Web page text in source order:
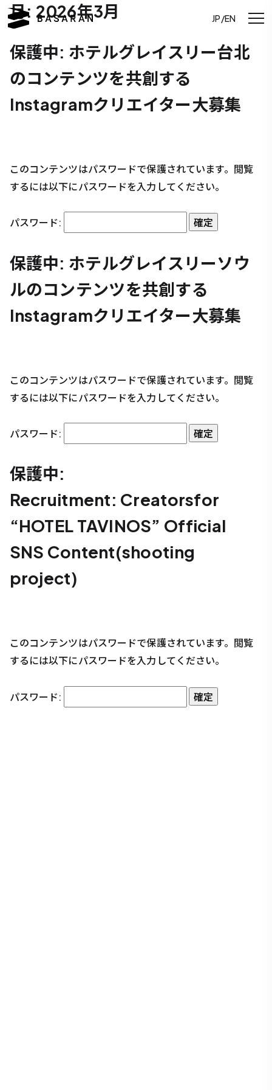
JP/EN
月: 2026年3月
保護中: ホテルグレイスリー台北
のコンテンツを共創する
Instagramクリエイター大募集
このコンテンツはパスワードで保護されています。閲覧
するには以下にパスワードを入力してください。
パスワード:
保護中: ホテルグレイスリーソウ
ルのコンテンツを共創する
Instagramクリエイター大募集
このコンテンツはパスワードで保護されています。閲覧
するには以下にパスワードを入力してください。
パスワード:
保護中:
Recruitment: Creatorsfor
“HOTEL TAVINOS” Official
SNS Content(shooting
project)
このコンテンツはパスワードで保護されています。閲覧
するには以下にパスワードを入力してください。
パスワード: